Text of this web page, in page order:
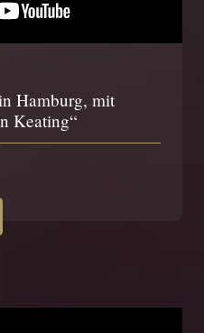
Hamburg, mit
Keating“